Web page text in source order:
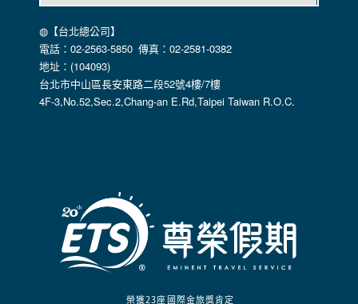
違反本公司旗下網站的會員條款或產品、服務的特定使用指
南。
2.為了保護使用者個人隱私，我們無法為您查詢其他使用者的
帳號資料。若您有相關法律上問題需查閱他人資料時，請務必
向警政單位提出告訴，我們將全力配合警政單位調查並提供所
有相關資料，以協助調查及破案！
或關閉網頁瀏覽器，以防止他人讀取您的個人資料。
倘若您發現有任何非經授權的第三者使用您的帳號進行任何詢
問或訂購時，請立即通知本站。
◍【台北總公司】
電話：02-2563-5850 傳真：02-2581-0382
地址：(104093)
台北市中山區長安東路二段52號4樓/7樓
4F-3,No.52,Sec.2,Chang-an E.Rd,Taipei Taiwan R.O.C.